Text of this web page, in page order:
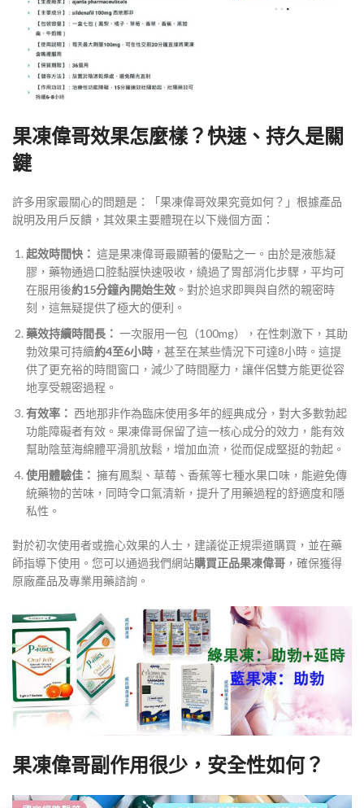
果凍偉哥效果怎麼樣？快速、持久是關
鍵
許多用家最關心的問題是：「果凍偉哥效果究竟如何？」根據產品
說明及用戶反饋，其效果主要體現在以下幾個方面：
起效時間快： 這是果凍偉哥最顯著的優點之一。由於是液態凝
膠，藥物通過口腔黏膜快速吸收，繞過了胃部消化步驟，平均可
在服用後約15分鐘內開始生效 。對於追求即興與自然的親密時
刻，這無疑提供了極大的便利。
藥效持續時間長： 一次服用一包（100mg），在性刺激下，其助
勃效果可持續約4至6小時 ，甚至在某些情況下可達8小時。這提
供了更充裕的時間窗口，減少了時間壓力，讓伴侶雙方能更從容
地享受親密過程。
有效率： 西地那非作為臨床使用多年的經典成分，對大多數勃起
功能障礙者有效。果凍偉哥保留了這一核心成分的效力，能有效
幫助陰莖海綿體平滑肌放鬆，增加血流，從而促成堅挺的勃起。
使用體驗佳： 擁有鳳梨、草莓、香蕉等七種水果口味，能避免傳
統藥物的苦味，同時令口氣清新，提升了用藥過程的舒適度和隱
私性。
對於初次使用者或擔心效果的人士，建議從正規渠道購買，並在藥
師指導下使用。您可以通過我們網站購買正品果凍偉哥 ，確保獲得
原廠產品及專業用藥諮詢。
果凍偉哥副作用很少，安全性如何？